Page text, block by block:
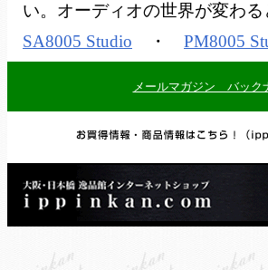
い。オーディオの世界が変わる
SA8005 Studio ・ PM8005
メールマガジン バック